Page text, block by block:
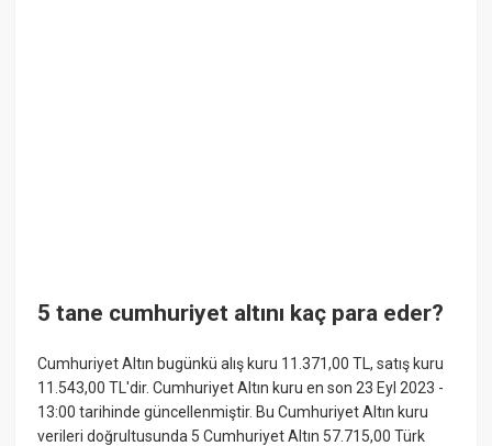
5 tane cumhuriyet altını kaç para eder?
Cumhuriyet Altın bugünkü alış kuru 11.371,00 TL, satış kuru
11.543,00 TL'dir. Cumhuriyet Altın kuru en son 23 Eyl 2023 -
13:00 tarihinde güncellenmiştir. Bu Cumhuriyet Altın kuru
verileri doğrultusunda 5 Cumhuriyet Altın 57.715,00 Türk